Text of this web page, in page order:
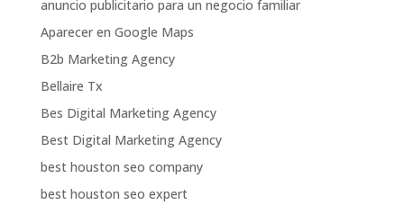
anuncio publicitario para un negocio familiar
Aparecer en Google Maps
B2b Marketing Agency
Bellaire Tx
Bes Digital Marketing Agency
Best Digital Marketing Agency
best houston seo company
best houston seo expert